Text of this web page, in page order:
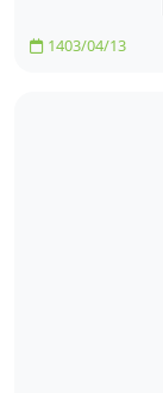
1403/04/13